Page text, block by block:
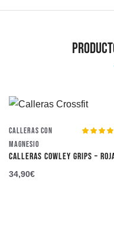
Calleras con
Magnesio
CALLERAS COWLEY GRIPS –
34,90€